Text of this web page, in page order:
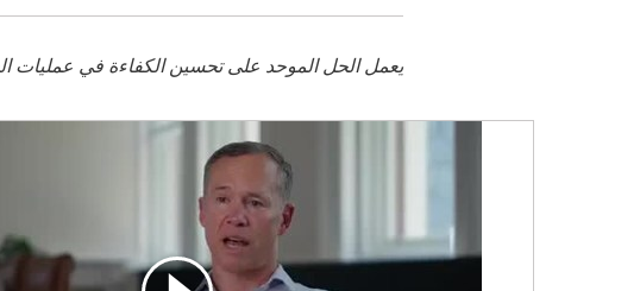
يعمل الحل الموحد على تحسين الكفاءة في عمليات